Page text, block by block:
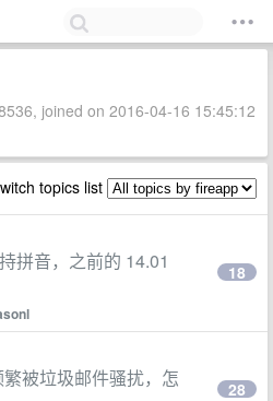
joined on 2016-04-16 15:45:12
topics list
拼音，之前的 14.01
18
被垃圾邮件骚扰，怎
28